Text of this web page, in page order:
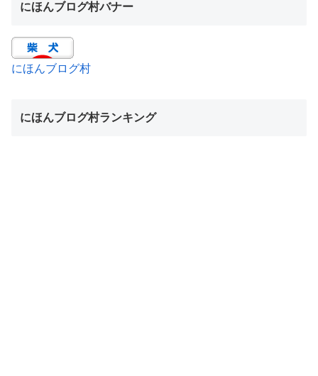
にほんブログ村バナー
にほんブログ村
にほんブログ村ランキング